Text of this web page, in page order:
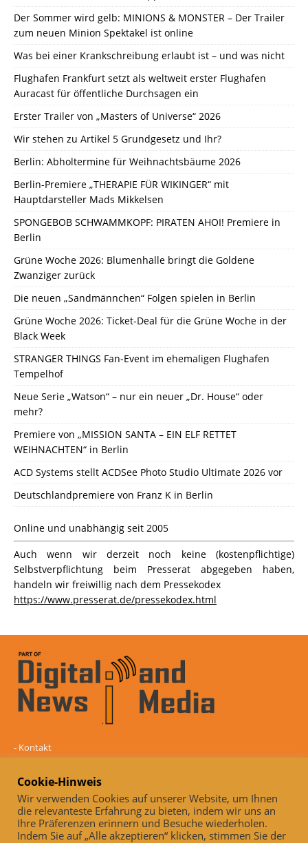
Der Sommer wird gelb: MINIONS & MONSTER – Der Trailer
zum neuen Minion Spektakel ist online
Was bei einer Krankschreibung erlaubt ist – und was nicht
Flughafen Frankfurt setzt als weltweit erster Flughafen
Auracast für öffentliche Durchsagen ein
Erster Trailer von „Masters of Universe“ 2026
Wir stehen zu Artikel 5 Grundgesetz und Ihr?
Berlin: Abholtermine für Weihnachtsbäume 2026
Berlin-Premiere „THERAPIE FÜR WIKINGER“ mit
Hauptdarsteller Mads Mikkelsen
SPONGEBOB SCHWAMMKOPF: PIRATEN AHOI! Premiere in
Berlin
Grüne Woche 2026: Blumenhalle bringt die Goldene
Zwanziger zurück
Die neuen „Sandmännchen“ Folgen spielen in Berlin
Grüne Woche 2026: Ticket-Deal für die Grüne Woche in der
Black Week
STRANGER THINGS Fan-Event im ehemaligen Flughafen
Tempelhof
Neue Serie „Watson“ – nur ein neuer „Dr. House“ oder
mehr?
Premiere von „MISSION SANTA – EIN ELF RETTET
WEIHNACHTEN“ in Berlin
ACD Systems stellt ACDSee Photo Studio Ultimate 2026 vor
Deutschlandpremiere von Franz K in Berlin
Online und unabhängig seit 2005
Auch wenn wir derzeit noch keine (kostenpflichtige)
Selbstverpflichtung beim Presserat abgegeben haben,
handeln wir freiwillig nach dem Pressekodex
https://www.presserat.de/pressekodex.html
- Kontakt
Datenschutz
-Impressum
Online und unabhängig seit 2005
Auch, wenn wir derzeit noch keine (kostenpflichtige)
Cookie-Hinweis
Wir verwenden Cookies auf unserer Website, um Ihnen
die relevanteste Erfahrung zu bieten, indem wir uns an
Ihre Präferenzen erinnern und Besuche wiederholen.
Indem Sie auf „Alle akzeptieren“ klicken, stimmen Sie der